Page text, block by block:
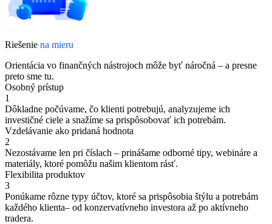
Riešenie na mieru
Orientácia vo finančných nástrojoch môže byť náročná – a presne
preto sme tu.
Osobný prístup
1
Dôkladne počúvame, čo klienti potrebujú, analyzujeme ich
investičné ciele a snažíme sa prispôsobovať ich potrebám.
Vzdelávanie ako pridaná hodnota
2
Nezostávame len pri číslach – prinášame odborné tipy, webináre a
materiály, ktoré pomôžu našim klientom rásť.
Flexibilita produktov
3
Ponúkame rôzne typy účtov, ktoré sa prispôsobia štýlu a potrebám
každého klienta– od konzervatívneho investora až po aktívneho
tradera.